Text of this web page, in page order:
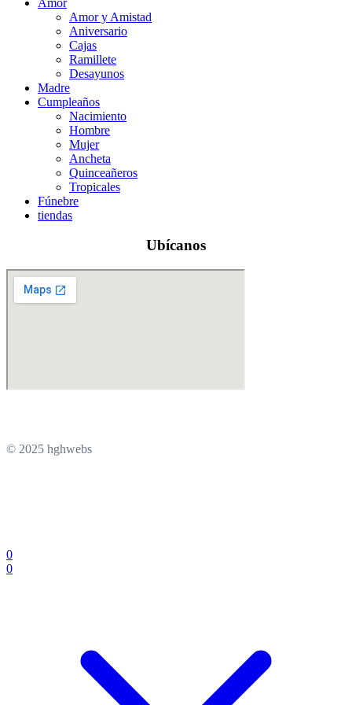
Amor y Amistad
Aniversario
Cajas
Ramillete
Desayunos
Madre
Cumpleaños
Nacimiento
Hombre
Mujer
Ancheta
Quinceañeros
Tropicales
Fúnebre
tiendas
Ubícanos
© 2025 hghwebs
0
0